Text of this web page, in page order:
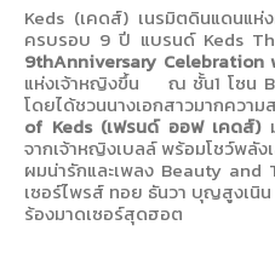
Keds (เคดส์) เนรมิตดินแดนแห่
ครบรอบ 9 ปี แบรนด์ Keds
9thAnniversary Celebration
แห่งเจ้าหญิงขึ้น ณ ชั้น1 โซน
โดยได้ชวนนางเอกสาวมากความ
of Keds (เฟรนด์ ออฟ เคดส์)
จากเจ้าหญิงเบลล์ พร้อมโชว์พลั
ผมน่ารักและเพลง Beauty and
เซอร์ไพรส์ ทอย ธันวา บุญสูงเนิ
ร้องมาดเซอร์สุดฮอต